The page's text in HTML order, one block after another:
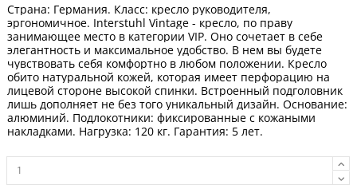
Страна: Германия. Класс: кресло руководителя,
эргономичное. Interstuhl Vintage - кресло, по праву
занимающее место в категории VIP. Оно сочетает в себе
элегантность и максимальное удобство. В нем вы будете
чувствовать себя комфортно в любом положении. Кресло
обито натуральной кожей, которая имеет перфорацию на
лицевой стороне высокой спинки. Встроенный подголовник
лишь дополняет не без того уникальный дизайн. Основание:
алюминий. Подлокотники: фиксированные с кожаными
накладками. Нагрузка: 120 кг. Гарантия: 5 лет.